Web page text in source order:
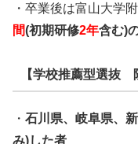
・卒業後は富山大学
間(初期研修2年含む)
【学校推薦型選抜
・ 石川県、岐阜県、
み)した者